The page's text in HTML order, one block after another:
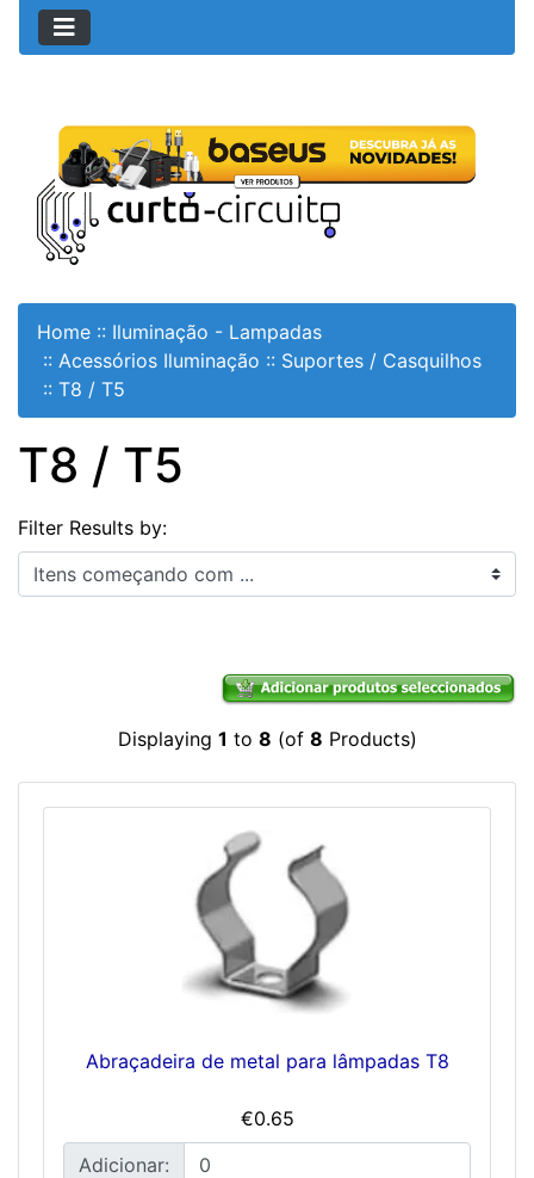
Home :: Iluminação - Lampadas
:: Acessórios Iluminação :: Suportes / Casquilhos
:: T8 / T5
T8 / T5
Filter Results by:
Itens começando com ...
Displaying 1 to 8 (of 8 Products)
Abraçadeira de metal para lâmpadas T8
€0.65
Adicionar: